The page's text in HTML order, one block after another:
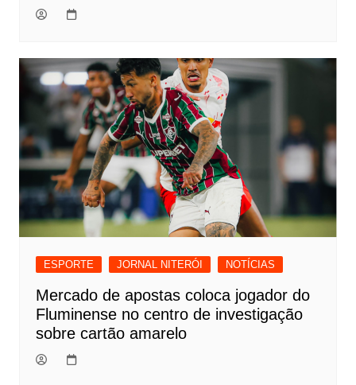
ESPORTE JORNAL NITERÓI NOTÍCIAS
Mercado de apostas coloca jogador do
Fluminense no centro de investigação
sobre cartão amarelo